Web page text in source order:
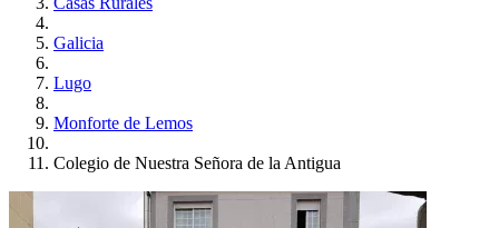
Galicia
Lugo
Monforte de Lemos
Colegio de Nuestra Señora de la Antigua